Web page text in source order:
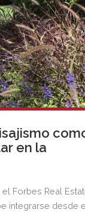
en la
Forbes Real
integrarse desde